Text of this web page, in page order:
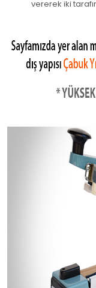
vererek iki